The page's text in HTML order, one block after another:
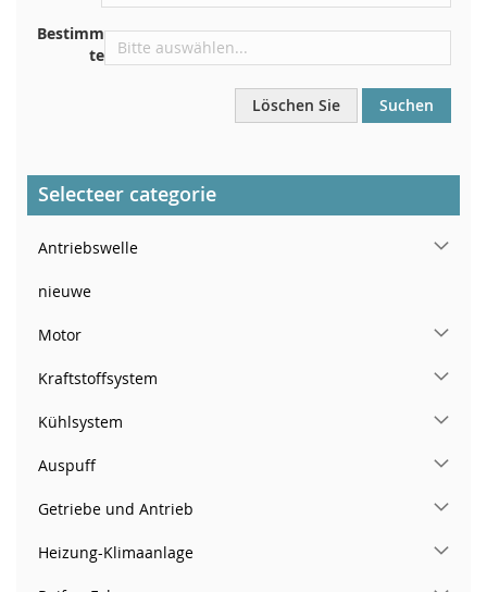
Bestimm
te
Löschen Sie Suchen
Selecteer categorie
Antriebswelle
nieuwe
Motor
Kraftstoffsystem
Kühlsystem
Auspuff
Getriebe und Antrieb
Heizung-Klimaanlage